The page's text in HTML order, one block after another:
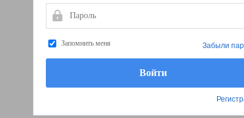
Пароль
Запомнить меня Забыли